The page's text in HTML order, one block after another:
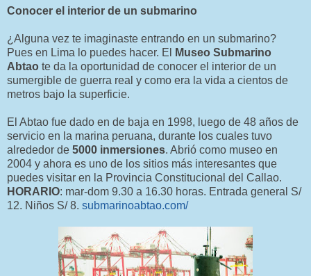
Conocer el interior de un submarino
¿Alguna vez te imaginaste entrando en un submarino?
Pues en Lima lo puedes hacer. El
Museo Submarino
Abtao te da la oportunidad de conocer el interior de un
sumergible de guerra real y como era la vida a cientos de
metros bajo la superficie.
El Abtao fue dado en de baja en 1998, luego de 48 años de
servicio en la marina peruana, durante los cuales tuvo
alrededor de 5000 inmersiones. Abrió como museo en
2004 y ahora es uno de los sitios más interesantes que
puedes visitar en la Provincia Constitucional del Callao.
HORARIO: mar-dom 9.30 a 16.30 horas. Entrada general S/
12. Niños S/ 8. submarinoabtao.com/